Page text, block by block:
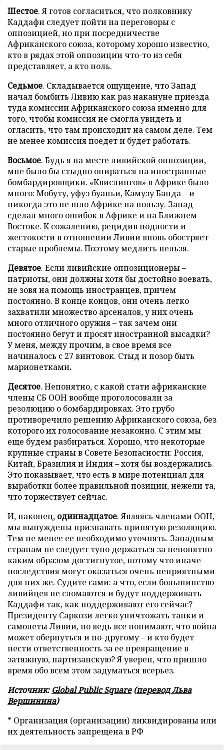
Шестое. Я готов согласиться, что полковнику
Каддафи следует пойти на переговоры с
оппозицией, но при посредничестве
Африканского союза, которому хорошо известно,
кто в рядах этой оппозиции что-то из себя
представляет, а кто ноль.
Седьмое. Складывается ощущение, что Запад
начал бомбить Ливию как раз накануне приезда
туда комиссии Африканского союза именно для
того, чтобы комиссия не смогла увидеть и
огласить, что там происходит на самом деле. Тем
не менее комиссия поедет и будет работать.
Восьмое. Будь я на месте ливийской оппозиции,
мне было бы стыдно опираться на иностранные
бомбардировщики. «Квислингов» в Африке было
много: Мобуту, уфуэ буаньи, Камузу Банда – и
никогда это не шло Африке на пользу. Запад
сделал много ошибок в Африке и на Ближнем
Востоке. К сожалению, рецидив подлости и
жестокости в отношении Ливии вновь обостряет
старые проблемы. Поэтому медлить нельзя.
Девятое. Если ливийские оппозиционеры –
патриоты, они должны хотя бы достойно воевать,
не зовя на помощь иностранцев, причем
постоянно. В конце концов, они очень легко
захватили множество арсеналов, у них очень
много отличного оружия – так зачем они
постоянно бегут и просят иностранной высадки?
У меня, между прочим, в свое время все
начиналось с 27 винтовок. Стыд и позор быть
марионетками.
Десятое. Непонятно, с какой стати африканские
члены СБ ООН вообще проголосовали за
резолюцию о бомбардировках. Это грубо
противоречило решению Африканского союза, без
которого их голосование незаконно. С этим мы
еще будем разбираться. Хорошо, что некоторые
крупные страны в Совете Безопасности: Россия,
Китай, Бразилия и Индия – хотя бы воздержались.
Это показывает, что есть в мире потенциал для
выработки более правильной позиции, нежели та,
что торжествует сейчас.
И, наконец, одиннадцатое. Являясь членами ООН,
мы вынуждены признавать принятую резолюцию.
Тем не менее ее необходимо уточнять. Западным
странам не следует тупо держаться за непонятно
каким образом достигнутое, потому что иначе
последствия могут оказаться очень неприятными
для них же. Судите сами: а что, если большинство
ливийцев не сломаются и будут поддерживать
Каддафи так, как поддерживают его сейчас?
Президенту Саркози легко уничтожать танки и
самолеты Ливии, но ведь все понимают, что война
может обернуться и по-другому – и кто будет
нести ответственность за ее превращение в
затяжную, партизанскую? Я уверен, что пришло
время обо всем этом задуматься всерьез.
Источник: Global Public Square(перевод Льва
Вершинина)
* Организация (организации) ликвидированы или
их деятельность запрещена в РФ